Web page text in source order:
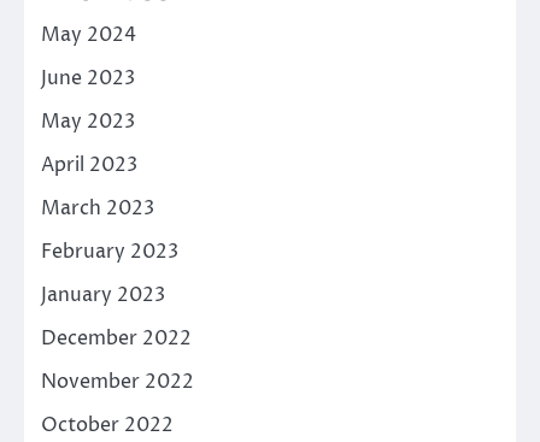
May 2024
June 2023
May 2023
April 2023
March 2023
February 2023
January 2023
December 2022
November 2022
October 2022